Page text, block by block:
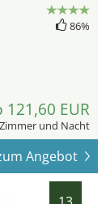
86%
121,60 EUR
und Nacht
Angebot